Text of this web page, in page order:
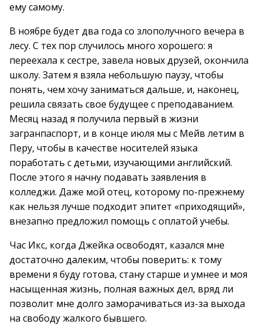
ему самому.
В ноябре будет два года со злополучного вечера в
лесу. С тех пор случилось много хорошего: я
переехала к сестре, завела новых друзей, окончила
школу. Затем я взяла небольшую паузу, чтобы
понять, чем хочу заниматься дальше, и, наконец,
решила связать свое будущее с преподаванием.
Месяц назад я получила первый в жизни
загранпаспорт, и в конце июля мы с Мейв летим в
Перу, чтобы в качестве носителей языка
поработать с детьми, изучающими английский.
После этого я начну подавать заявления в
колледжи. Даже мой отец, которому по-прежнему
как нельзя лучше подходит эпитет «приходящий»,
внезапно предложил помощь с оплатой учебы.
Час Икс, когда Джейка освободят, казался мне
достаточно далеким, чтобы поверить: к тому
времени я буду готова, стану старше и умнее и моя
насыщенная жизнь, полная важных дел, вряд ли
позволит мне долго заморачиваться из-за выхода
на свободу жалкого бывшего.